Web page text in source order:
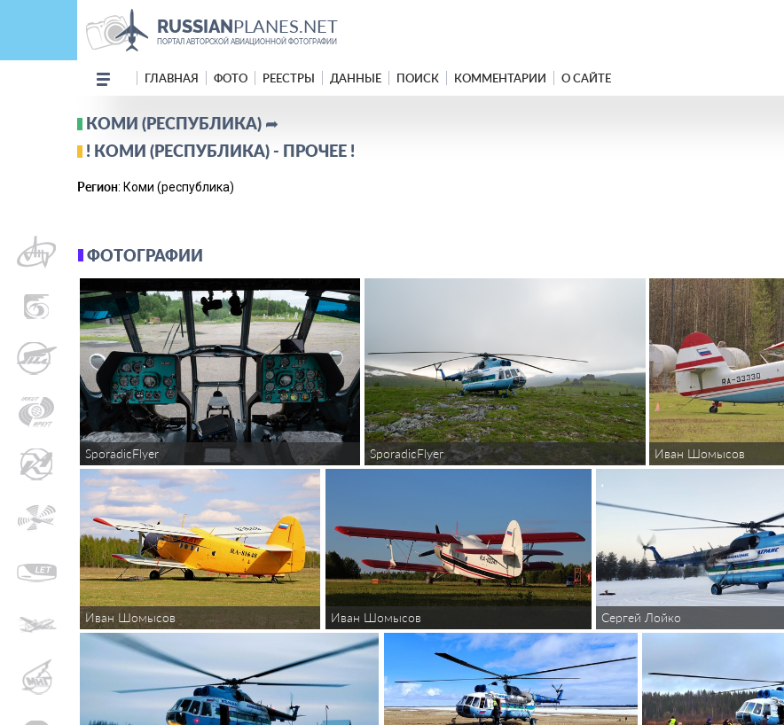
RUSSIANPLANES.NET
ПОРТАЛ АВТОРСКОЙ АВИАЦИОННОЙ ФОТОГРАФИИ
ГЛАВНАЯ ФОТО РЕЕСТРЫ ДАННЫЕ ПОИСК КОММЕНТАРИИ О САЙТЕ
КОМИ (РЕСПУБЛИКА) ➦
! КОМИ (РЕСПУБЛИКА) - ПРОЧЕЕ !
Регион: Коми (республика)
ФОТОГРАФИИ
SporadicFlyer SporadicFlyer Иван Шомысов
Иван Шомысов Иван Шомысов Сергей Лойко